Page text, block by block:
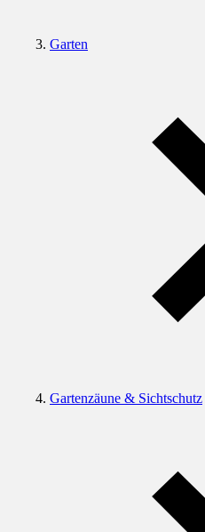
Garten
Gartenzäune & Sichtschutz